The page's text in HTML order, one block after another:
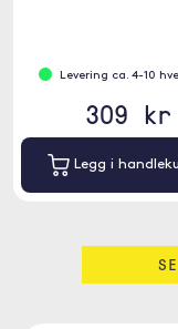
Levering ca. 4-10
309 kr
Legg i